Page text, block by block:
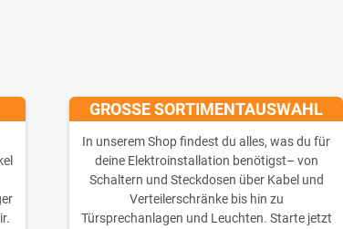
GROSSE SORTIMENTAUSWAHL
In unserem Shop findest du alles, was du für
deine Elektroinstallation benötigst– von
Schaltern und Steckdosen über Kabel und
Verteilerschränke bis hin zu
Türsprechanlagen und Leuchten. Starte jetzt